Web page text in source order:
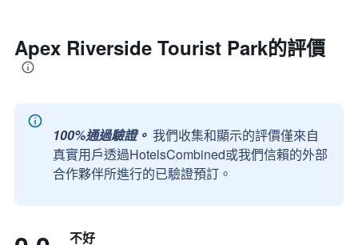
Apex Riverside Tourist Park的評價
100%通過驗證。 我們收集和顯示的評價僅來自
真實用戶透過HotelsCombined或我們信賴的外部
合作夥伴所進行的已驗證預訂。
不好